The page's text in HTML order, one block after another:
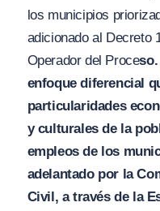
los municipios
adicionado al Decreto
Operador del Proces
enfoque diferencial
particularidades e
y culturales de la
empleos de los
adelantado por la
Civil, a travésde la